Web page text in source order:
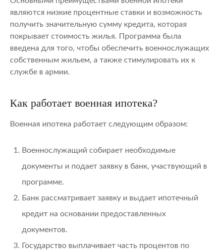
являются низкие процентные ставки и возможность
получить значительную сумму кредита, которая
покрывает стоимость жилья. Программа была
введена для того, чтобы обеспечить военнослужащих
собственным жильем, а также стимулировать их к
службе в армии.
Как работает военная ипотека?
Военная ипотека работает следующим образом:
Военнослужащий собирает необходимые
документы и подает заявку в банк, участвующий в
программе.
Банк рассматривает заявку и выдает ипотечный
кредит на основании предоставленных
документов.
Государство выплачивает часть процентов по